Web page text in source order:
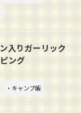
入りガーリック
ング
・キャンプ飯